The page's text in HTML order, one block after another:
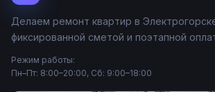
Делаем ремонт квартир в
фиксированной сметой и поэтапной
Режим работы:
Пн–Пт: 8:00–20:00, Сб: 9:00–18:00